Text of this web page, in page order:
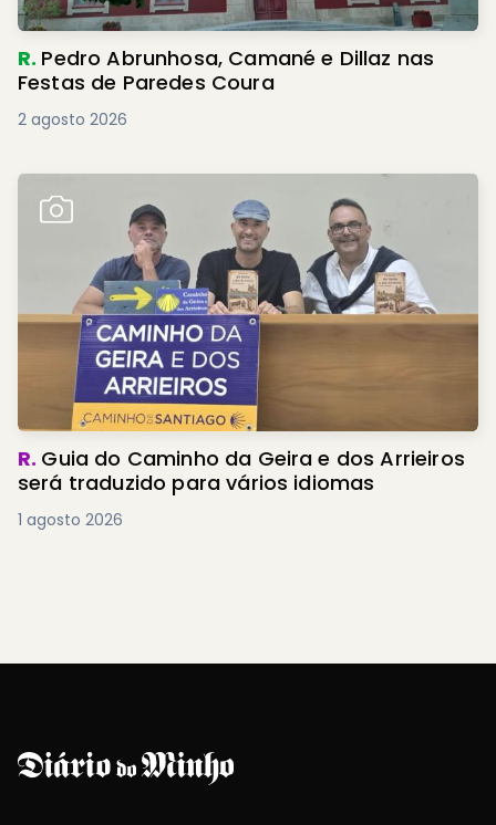
R. Pedro Abrunhosa, Camané e Dillaz nas
Festas de Paredes Coura
2 agosto 2026
R. Guia do Caminho da Geira e dos Arrieiros
será traduzido para vários idiomas
1 agosto 2026